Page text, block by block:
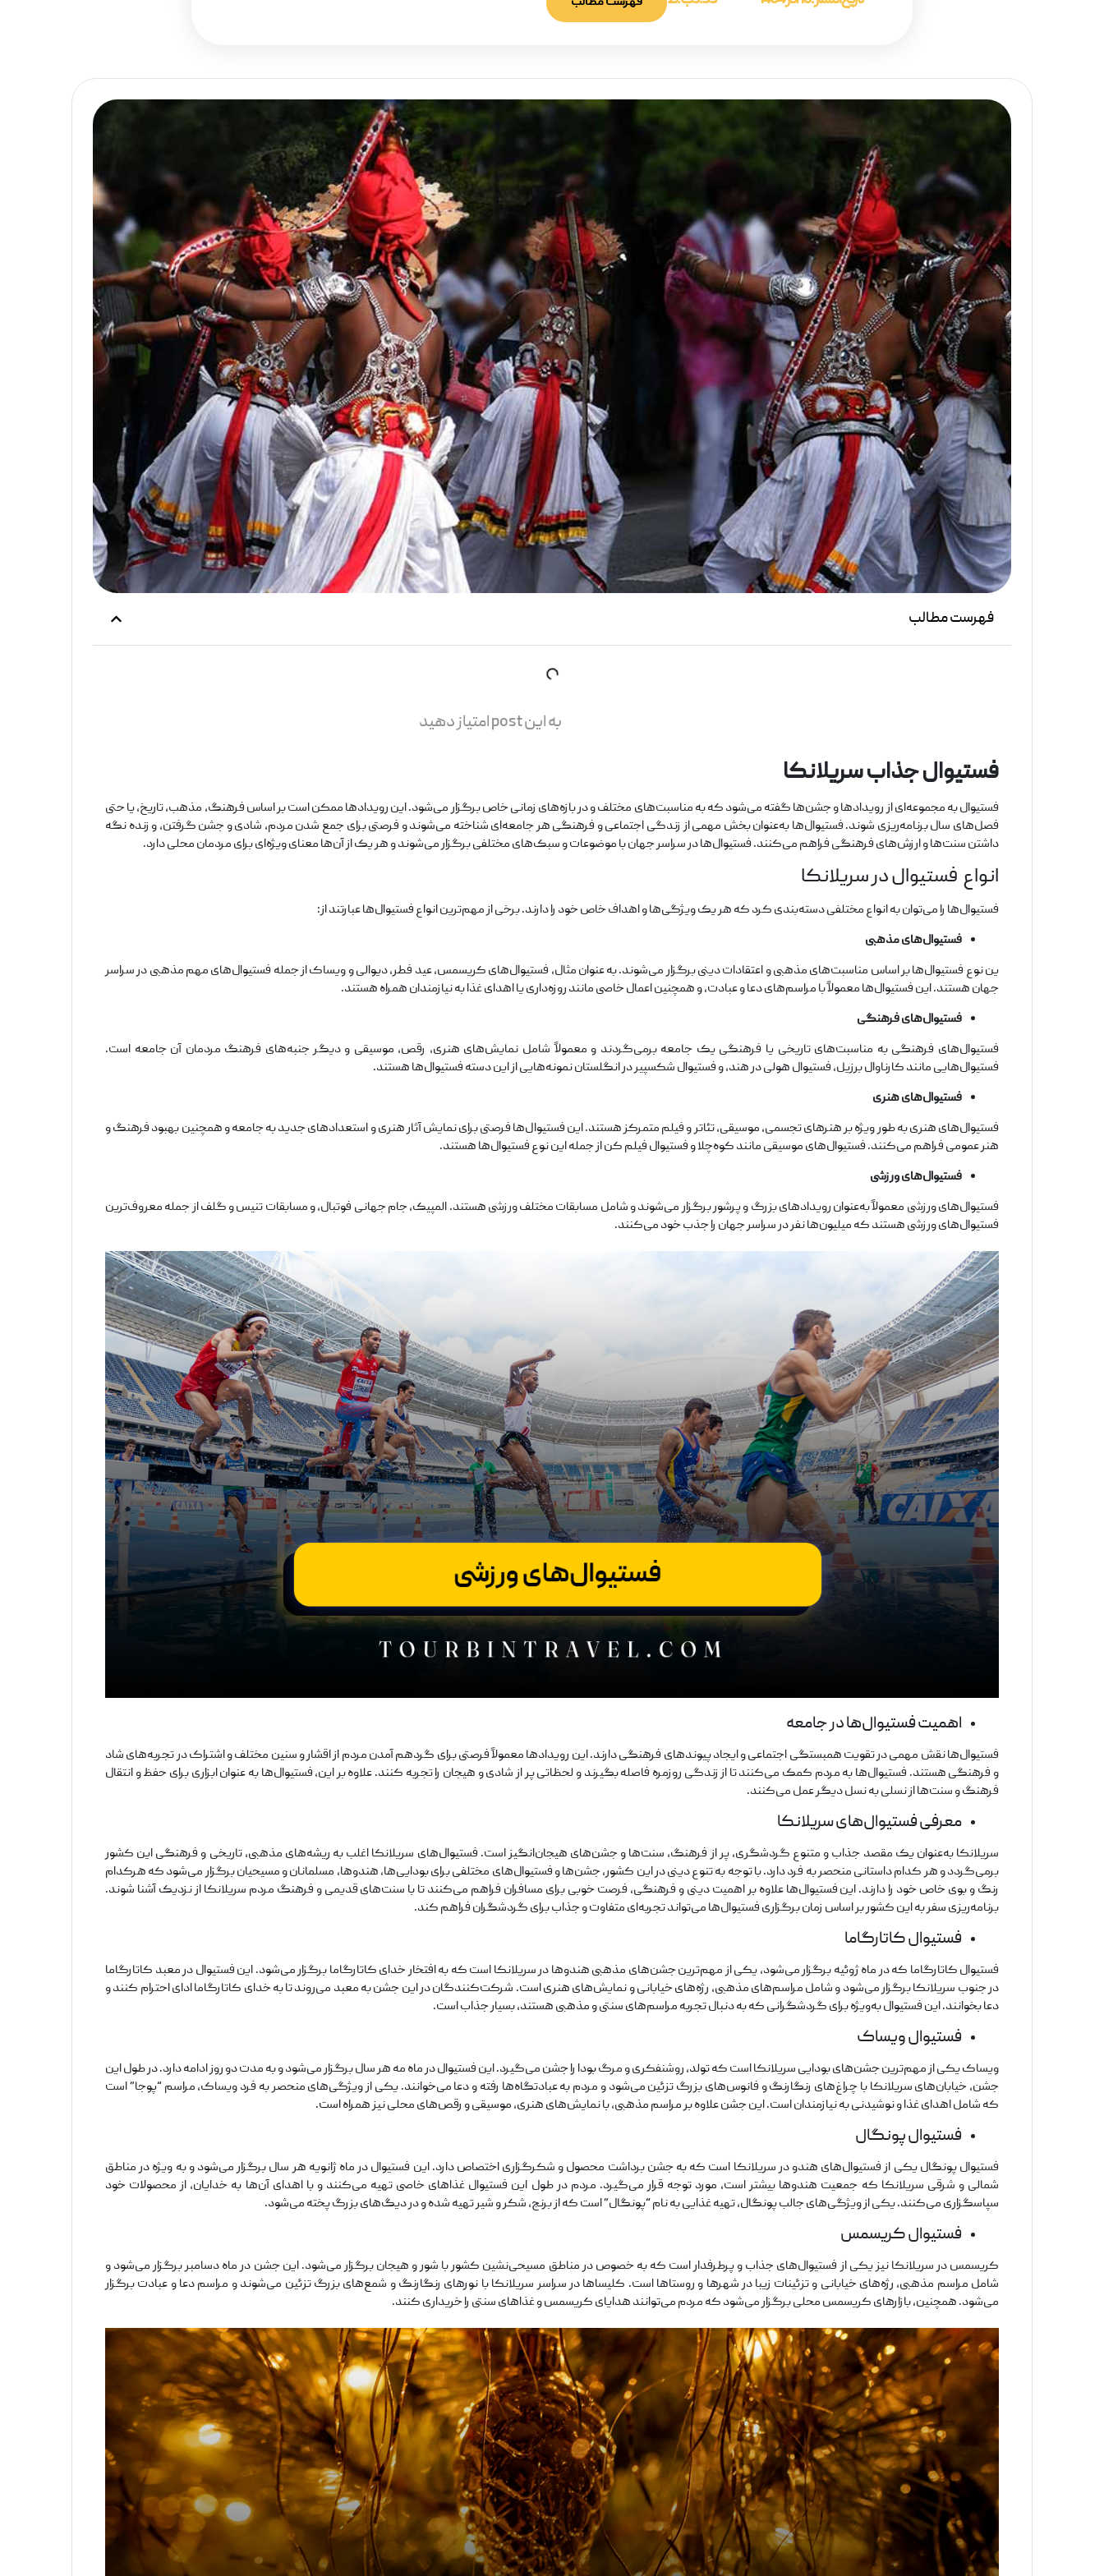
فهرست مطالب
به این post امتیاز دهید
فستیوال جذاب سریلانکا
فستیوال به مجموعه‌ای از رویدادها و جشن‌ها گفته می‌شود که به مناسبت‌های مختلف و در بازه‌های زمانی خاص برگزار می‌شود. این رویدادها ممکن است بر اساس فرهنگ، مذهب، تاریخ، یا حتی
فصل‌های سال برنامه‌ریزی شوند. فستیوال‌ها به‌عنوان بخش مهمی از زندگی اجتماعی و فرهنگی هر جامعه‌ای شناخته می‌شوند و فرصتی برای جمع شدن مردم، شادی و جشن گرفتن، و زنده نگه
داشتن سنت‌ها و ارزش‌های فرهنگی فراهم می‌کنند. فستیوال‌ها در سراسر جهان با موضوعات و سبک‌های مختلفی برگزار می‌شوند و هر یک از آن‌ها معنای ویژه‌ای برای مردمان محلی دارد.
انواع فستیوال در سریلانکا
فستیوال‌ها را می‌توان به انواع مختلفی دسته‌بندی کرد که هر یک ویژگی‌ها و اهداف خاص خود را دارند. برخی از مهم‌ترین انواع فستیوال‌ها عبارتند از:
فستیوال‌های مذهبی
ین نوع فستیوال‌ها بر اساس مناسبت‌های مذهبی و اعتقادات دینی برگزار می‌شوند. به عنوان مثال، فستیوال‌های کریسمس، عید فطر، دیوالی و ویساک از جمله فستیوال‌های مهم مذهبی در سراسر
جهان هستند. این فستیوال‌ها معمولاً با مراسم‌های دعا و عبادت، و همچنین اعمال خاصی مانند روزه‌داری یا اهدای غذا به نیازمندان همراه هستند.
فستیوال‌های فرهنگی
فستیوال‌های فرهنگی به مناسبت‌های تاریخی یا فرهنگی یک جامعه برمی‌گردند و معمولاً شامل نمایش‌های هنری، رقص، موسیقی و دیگر جنبه‌های فرهنگ مردمان آن جامعه است.
فستیوال‌هایی مانند کارناوال برزیل، فستیوال هولی در هند، و فستیوال شکسپیر در انگلستان نمونه‌هایی از این دسته فستیوال‌ها هستند.
فستیوال‌های هنری
فستیوال‌های هنری به طور ویژه بر هنرهای تجسمی، موسیقی، تئاتر و فیلم متمرکز هستند. این فستیوال‌ها فرصتی برای نمایش آثار هنری و استعدادهای جدید به جامعه و همچنین بهبود فرهنگ و
هنر عمومی فراهم می‌کنند. فستیوال‌های موسیقی مانند کوه‌چلا و فستیوال فیلم کن از جمله این نوع فستیوال‌ها هستند.
فستیوال‌های ورزشی
فستیوال‌های ورزشی معمولاً به‌عنوان رویدادهای بزرگ و پرشور برگزار می‌شوند و شامل مسابقات مختلف ورزشی هستند. المپیک، جام جهانی فوتبال، و مسابقات تنیس و گلف از جمله معروف‌ترین
فستیوال‌های ورزشی هستند که میلیون‌ها نفر در سراسر جهان را جذب خود می‌کنند.
اهمیت فستیوال‌ها در جامعه
فستیوال‌ها نقش مهمی در تقویت همبستگی اجتماعی و ایجاد پیوندهای فرهنگی دارند. این رویدادها معمولاً فرصتی برای گردهم آمدن مردم از اقشار و سنین مختلف و اشتراک در تجربه‌های شاد
و فرهنگی هستند. فستیوال‌ها به مردم کمک می‌کنند تا از زندگی روزمره فاصله بگیرند و لحظاتی پر از شادی و هیجان را تجربه کنند. علاوه بر این، فستیوال‌ها به عنوان ابزاری برای حفظ و انتقال
فرهنگ و سنت‌ها از نسلی به نسل دیگر عمل می‌کنند.
معرفی فستیوال‌های سریلانکا
سریلانکا به‌عنوان یک مقصد جذاب و متنوع گردشگری، پر از فرهنگ، سنت‌ها و جشن‌های هیجان‌انگیز است. فستیوال‌های سریلانکا اغلب به ریشه‌های مذهبی، تاریخی و فرهنگی این کشور
برمی‌گردد و هر کدام داستانی منحصر به فرد دارد. با توجه به تنوع دینی در این کشور، جشن‌ها و فستیوال‌های مختلفی برای بودایی‌ها، هندوها، مسلمانان و مسیحیان برگزار می‌شود که هرکدام
رنگ و بوی خاص خود را دارند. این فستیوال‌ها علاوه بر اهمیت دینی و فرهنگی، فرصت خوبی برای مسافران فراهم می‌کنند تا با سنت‌های قدیمی و فرهنگ مردم سریلانکا از نزدیک آشنا شوند.
برنامه‌ریزی سفر به این کشور بر اساس زمان برگزاری فستیوال‌ها می‌تواند تجربه‌ای متفاوت و جذاب برای گردشگران فراهم کند.
فستیوال کاتارگاما
فستیوال کاتارگاما که در ماه ژوئیه برگزار می‌شود، یکی از مهم‌ترین جشن‌های مذهبی هندوها در سریلانکا است که به افتخار خدای کاتارگاما برگزار می‌شود. این فستیوال در معبد کاتارگاما
در جنوب سریلانکا برگزار می‌شود و شامل مراسم‌های مذهبی، رژه‌های خیابانی و نمایش‌های هنری است. شرکت‌کنندگان در این جشن به معبد می‌روند تا به خدای کاتارگاما ادای احترام کنند و
دعا بخوانند. این فستیوال به‌ویژه برای گردشگرانی که به دنبال تجربه مراسم‌های سنتی و مذهبی هستند، بسیار جذاب است.
فستیوال ویساک
ویساک یکی از مهم‌ترین جشن‌های بودایی سریلانکا است که تولد، روشنفکری و مرگ بودا را جشن می‌گیرد. این فستیوال در ماه مه هر سال برگزار می‌شود و به مدت دو روز ادامه دارد. در طول این
جشن، خیابان‌های سریلانکا با چراغ‌های رنگارنگ و فانوس‌های بزرگ تزئین می‌شود و مردم به عبادتگاه‌ها رفته و دعا می‌خوانند. یکی از ویژگی‌های منحصر به فرد ویساک، مراسم “پوجا” است
که شامل اهدای غذا و نوشیدنی به نیازمندان است. این جشن علاوه بر مراسم مذهبی، با نمایش‌های هنری، موسیقی و رقص‌های محلی نیز همراه است.
فستیوال پونگال
فستیوال پونگال یکی از فستیوال‌های هندو در سریلانکا است که به جشن برداشت محصول و شکرگزاری اختصاص دارد. این فستیوال در ماه ژانویه هر سال برگزار می‌شود و به ویژه در مناطق
شمالی و شرقی سریلانکا که جمعیت هندوها بیشتر است، مورد توجه قرار می‌گیرد. مردم در طول این فستیوال غذاهای خاصی تهیه می‌کنند و با اهدای آن‌ها به خدایان، از محصولات خود
سپاسگزاری می‌کنند. یکی از ویژگی‌های جالب پونگال، تهیه غذایی به نام “پونگال” است که از برنج، شکر و شیر تهیه شده و در دیگ‌های بزرگ پخته می‌شود.
فستیوال کریسمس
کریسمس در سریلانکا نیز یکی از فستیوال‌های جذاب و پرطرفدار است که به خصوص در مناطق مسیحی‌نشین کشور با شور و هیجان برگزار می‌شود. این جشن در ماه دسامبر برگزار می‌شود و
شامل مراسم مذهبی، رژه‌های خیابانی و تزئینات زیبا در شهرها و روستاها است. کلیساها در سراسر سریلانکا با نورهای رنگارنگ و شمع‌های بزرگ تزئین می‌شوند و مراسم دعا و عبادت برگزار
می‌شود. همچنین، بازارهای کریسمس محلی برگزار می‌شود که مردم می‌توانند هدایای کریسمس و غذاهای سنتی را خریداری کنند.